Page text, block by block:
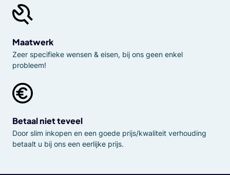
Maatwerk
Zeer specifieke wensen & eisen, bij ons geen enkel
probleem!
Betaal niet teveel
Door slim inkopen en een goede prijs/kwaliteit verhouding
betaalt u bij ons een eerlijke prijs.